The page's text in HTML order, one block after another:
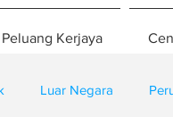
Peluang Kerjaya
Luar Negara